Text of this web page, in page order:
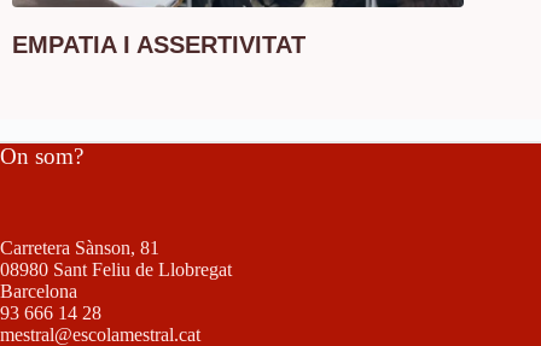
EMPATIA I ASSERTIVITAT
On som?
Carretera Sànson, 81
08980 Sant Feliu de Llobregat
Barcelona
93 666 14 28
mestral@escolamestral.cat